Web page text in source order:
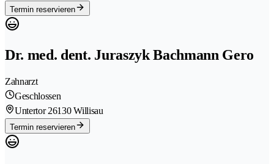
Termin reservieren
Dr. med. dent. Juraszyk Bachmann Gero
Zahnarzt
Geschlossen
Untertor 26130 Willisau
Termin reservieren